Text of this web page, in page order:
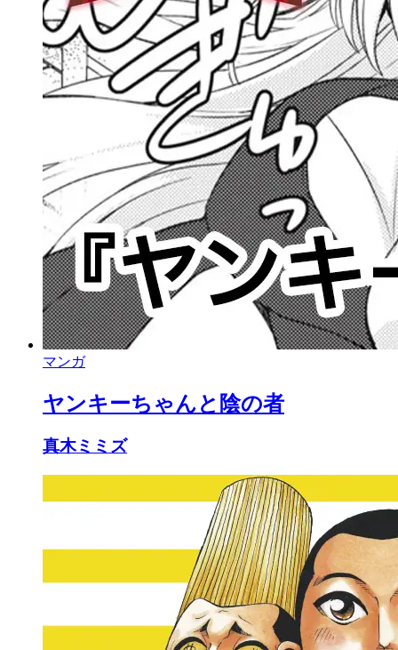
マンガ
ヤンキーちゃんと陰の者
真木ミミズ